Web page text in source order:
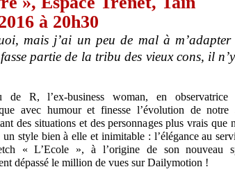
à 20h30
mais j’ai un peu de mal à
partie de la tribu des vieux cons, il
de R, l’ex-business woman, en observatrice
avec humour et finesse l’évolution de notre
des situations et des personnages plus vrais que
un style bien à elle et inimitable : l’élégance au
« L’Ecole », à l’origine de son nouveau
dépassé le million de vues sur Dailymotion !